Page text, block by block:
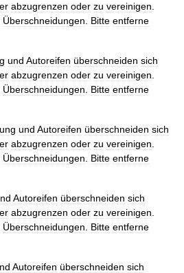
abzugrenzen oder zu vereinigen
Überschneidungen Bitte entferne
und Autoreifen überschneiden sich
abzugrenzen oder zu vereinigen
Überschneidungen Bitte entferne
und Autoreifen überschneiden sich
abzugrenzen oder zu vereinigen
Überschneidungen Bitte entferne
Autoreifen überschneiden sich
abzugrenzen oder zu vereinigen
Überschneidungen Bitte entferne
Autoreifen überschneiden sich